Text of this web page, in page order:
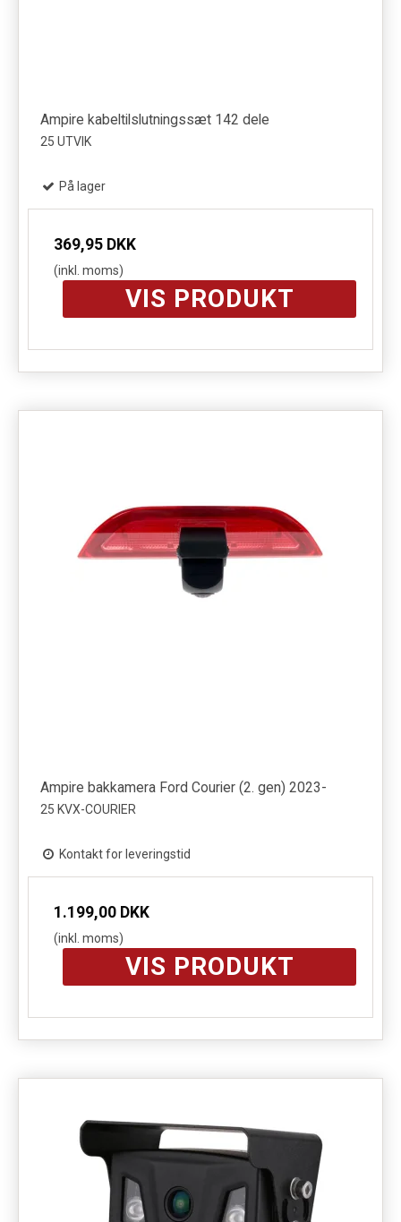
Ampire kabeltilslutningssæt 142 dele
25 UTVIK
På lager
369,95 DKK
(inkl. moms)
VIS PRODUKT
Ampire bakkamera Ford Courier (2. gen) 2023-
25 KVX-COURIER
Kontakt for leveringstid
1.199,00 DKK
(inkl. moms)
VIS PRODUKT